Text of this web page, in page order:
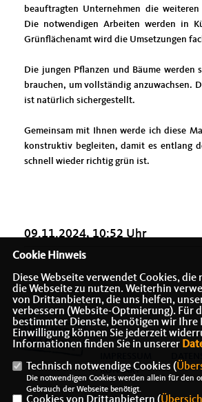
beauftragten Unternehmen die
Die notwendigen Arbeiten werden in
Grünflächenamt wird die Umsetzungen
Die jungen Pflanzen und Bäume werden
brauchen, um vollständig anzuwachsen.
ist natürlich sichergestellt.
Gemeinsam mit Ihnen werde ich diese
konstruktiv begleiten, damit es entlang
schnell wieder richtig grün ist.
09.11.2024, 10:52 Uhr
KONTAKT
Cookie Hinweis
Diese Webseite verwendet Cookies,
die Webseite zu nutzen. Weiterhin
von Drittanbietern, die uns helfen,
verbessern (Website-Optmierung). Für
bestimmter Dienste, benötigen wir Ihre
Einwilligung können Sie jederzeit
Informationen finden Sie in unserer
Technisch notwendige Cookies (
Die notwendigen Cookies werden allein für den
Gebrauch der Webseite benötigt.